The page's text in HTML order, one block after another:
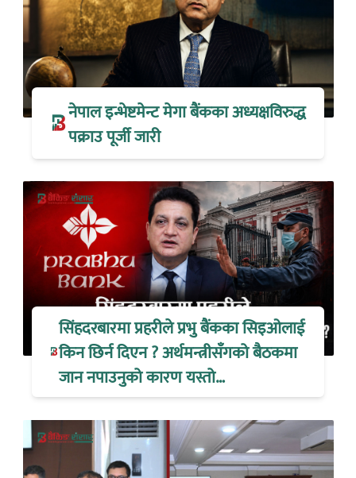
नेपाल इन्भेष्टमेन्ट मेगा बैंकका अध्यक्षविरुद्ध
पक्राउ पूर्जी जारी
सिंहदरबारमा प्रहरीले प्रभु बैंकका सिइओलाई
किन छिर्न दिएन ? अर्थमन्त्रीसँगको बैठकमा
जान नपाउनुको कारण यस्तो…